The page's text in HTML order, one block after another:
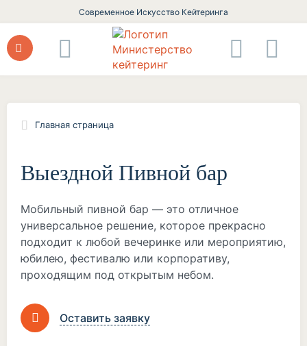
Современное Искусство Кейтеринга
Главная страница
Выездной Пивной бар
Мобильный пивной бар — это отличное
универсальное решение, которое прекрасно
подходит к любой вечеринке или мероприятию,
юбилею, фестивалю или корпоративу,
проходящим под открытым небом.
Оставить заявку